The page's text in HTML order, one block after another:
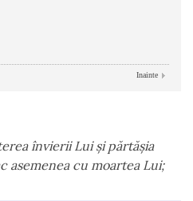
Inainte
învierii Lui şi părtăşia
asemenea cu moartea Lui;